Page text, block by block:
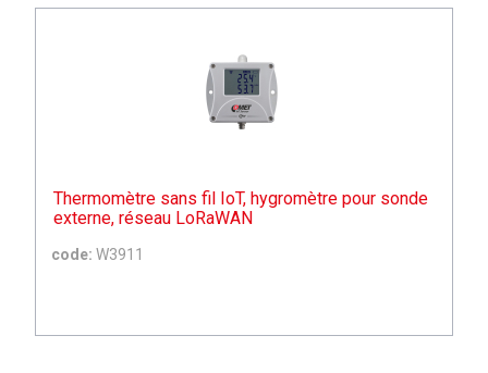
Thermomètre sans fil IoT, hygromètre pour sonde
externe, réseau LoRaWAN
code: W3911